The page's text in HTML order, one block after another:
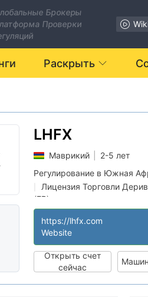
Брокеры
Проверки
Раскрыть
LHFX
Маврикий
2-5 лет
Регулирование в Южная
Лицензия Торговли
(EP)
|
Основной стандарт MT5
https://lhfx.com
Website
Открыть счет
сейчас